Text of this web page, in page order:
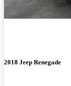
2018 Jeep Renegade